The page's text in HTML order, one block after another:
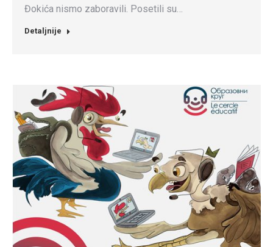
Đokića nismo zaboravili. Posetili su…
Detaljnije